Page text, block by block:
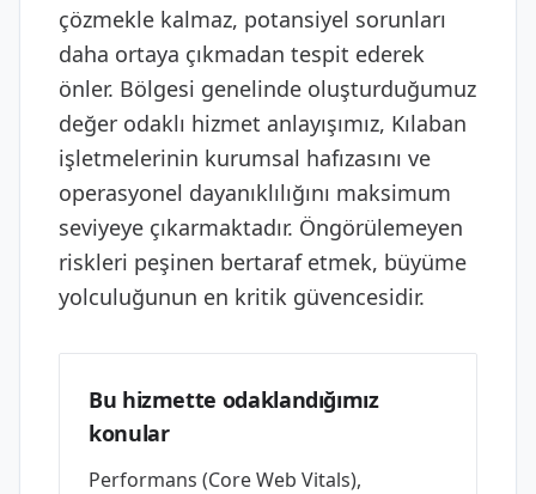
çözmekle kalmaz, potansiyel sorunları
daha ortaya çıkmadan tespit ederek
önler. Bölgesi genelinde oluşturduğumuz
değer odaklı hizmet anlayışımız, Kılaban
işletmelerinin kurumsal hafızasını ve
operasyonel dayanıklılığını maksimum
seviyeye çıkarmaktadır. Öngörülemeyen
riskleri peşinen bertaraf etmek, büyüme
yolculuğunun en kritik güvencesidir.
Bu hizmette odaklandığımız
konular
Performans (Core Web Vitals),